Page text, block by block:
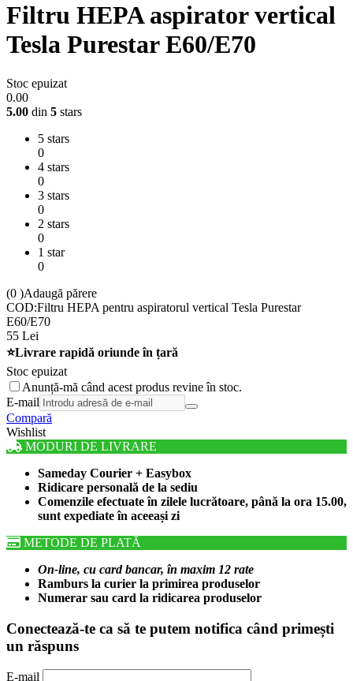
Filtru HEPA aspirator vertical
Tesla Purestar E60/E70
Stoc epuizat
0.00
5.00 din 5 stars
5 stars
0
4 stars
0
3 stars
0
2 stars
0
1 star
0
(0 )Adaugă părere
COD:Filtru HEPA pentru aspiratorul vertical Tesla Purestar
E60/E70
55 Lei
⭐Livrare rapidă oriunde în țară
Stoc epuizat
Anunță-mă când acest produs revine în stoc.
E-mail
Compară
Wishlist
MODURI DE LIVRARE
Sameday Courier + Easybox
Ridicare personală de la sediu
Comenzile efectuate în zilele lucrătoare, până la ora 15.00,
sunt expediate în aceeași zi
METODE DE PLATĂ
On-line, cu card bancar, în maxim 12 rate
Ramburs la curier la primirea produselor
Numerar sau card la ridicarea produselor
Conectează-te ca să te putem notifica când primești
un răspuns
E-mail